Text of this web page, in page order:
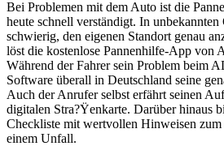
Bei Problemen mit dem Auto ist die
heute schnell verständigt. In unbekannten
schwierig, den eigenen Standort genau
löst die kostenlose Pannenhilfe-App von
Während der Fahrer sein Problem beim
Software überall in Deutschland seine
Auch der Anrufer selbst erfährt seinen
digitalen Stra?Ÿenkarte. Darüber hinaus
Checkliste mit wertvollen Hinweisen zum
einem Unfall.